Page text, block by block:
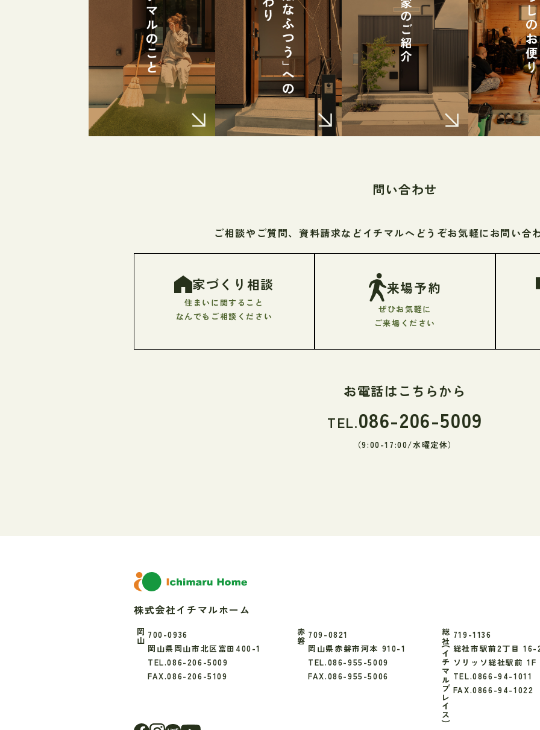
問い合わせ
ご相談やご質問、資料請求などイチマルへ どうぞお気軽にお問い合
家づくり相談
住まいに関すること
なんでもご相談ください
来場予約
ぜひお気軽に
ご来場ください
お電話はこちらから
TEL.086-206-5009
（9:00-17:00/水曜定休）
株式会社イチマルホーム
岡山 700-0936
岡山県岡山市北区富田400-1
TEL.086-206-5009
FAX.086-206-5109
赤磐 709-0821
岡山県赤磐市河本 910-1
TEL.086-955-5009
FAX.086-955-5006
総社(イチマルプレイス) 719-1136
総社市駅前2丁目 16-
ソリッソ総社駅前 1F
TEL.0866-94-1011
FAX.0866-94-1022